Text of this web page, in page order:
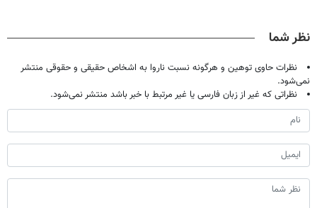
نظر شما
نظرات حاوی توهین و هرگونه نسبت ناروا به اشخاص حقیقی و حقوقی منتشر
نمی‌شود.
نظراتی که غیر از زبان فارسی یا غیر مرتبط با خبر باشد منتشر نمی‌شود.